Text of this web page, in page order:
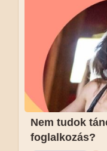
Kényelmes
mozgásban, és
fázós vagy,
fázzon a lábad.
Tovább olvasom
Nem tudok
foglalkozás?